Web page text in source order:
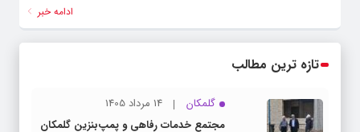
ادامه خبر
تازه ترین مطالب
گلمکان
14 مرداد 1405
مجتمع خدمات رفاهی و پمپ‌بنزین گلمکان